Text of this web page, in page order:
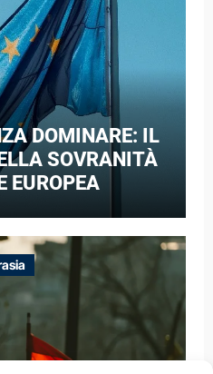
DOMINARE: IL
SOVRANITÀ
EUROPEA